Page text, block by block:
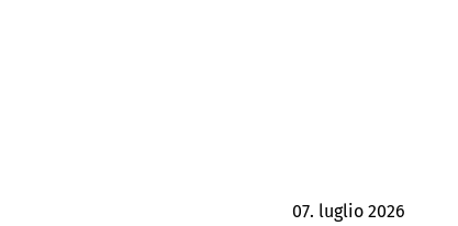
07. luglio 2026